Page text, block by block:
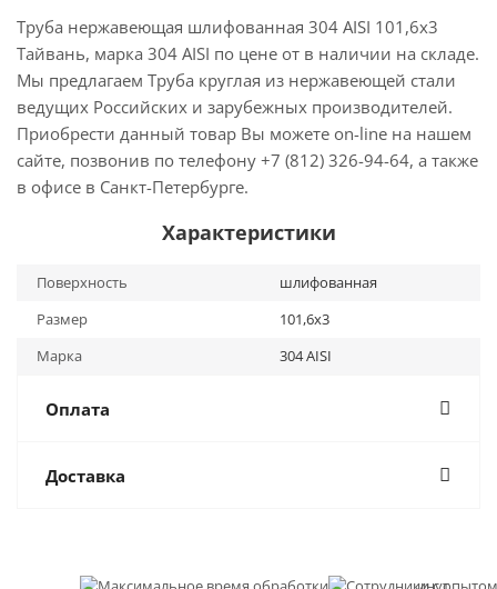
Труба нержавеющая шлифованная 304 AISI 101,6х3
Тайвань, марка 304 AISI по цене от в наличии на складе.
Мы предлагаем Труба круглая из нержавеющей стали
ведущих Российских и зарубежных производителей.
Приобрести данный товар Вы можете on-line на нашем
сайте, позвонив по телефону +7 (812) 326-94-64, а также
в офисе в Санкт-Петербурге.
Характеристики
Поверхность
шлифованная
Размер
101,6х3
Марка
304 AISI
Оплата
Доставка